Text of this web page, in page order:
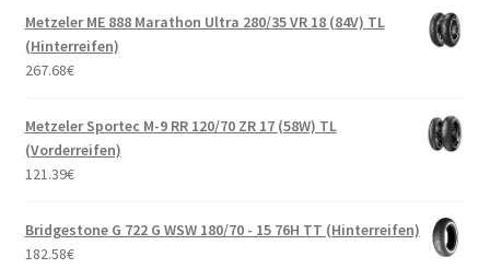
Metzeler ME 888 Marathon Ultra 280/35 VR 18 (84V) TL
(Hinterreifen)
267.68€
Metzeler Sportec M-9 RR 120/70 ZR 17 (58W) TL
(Vorderreifen)
121.39€
Bridgestone G 722 G WSW 180/70 - 15 76H TT (Hinterreifen)
182.58€